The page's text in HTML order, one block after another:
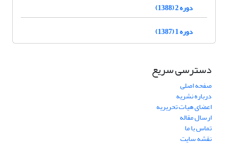
دوره 2 (1388)
دوره 1 (1387)
دسترسی سریع
صفحه اصلی
درباره نشریه
اعضای هیات تحریریه
ارسال مقاله
تماس با ما
نقشه سایت